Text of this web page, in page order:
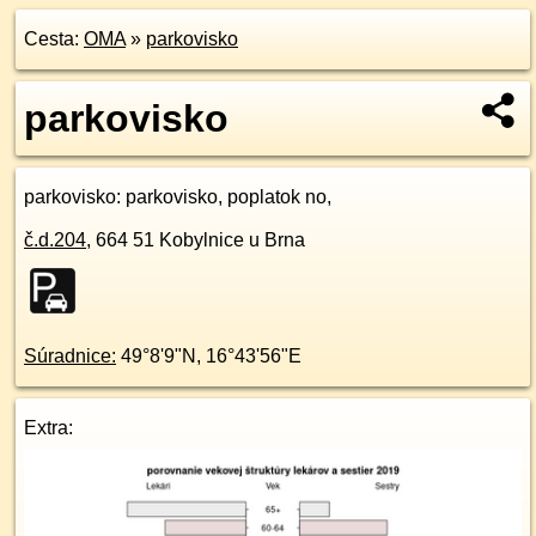
Cesta: OMA» parkovisko
parkovisko
parkovisko: parkovisko, poplatok no,
č.d.204, 664 51 Kobylnice u Brna
Súradnice: 49°8'9"N , 16°43'56"E
Extra: